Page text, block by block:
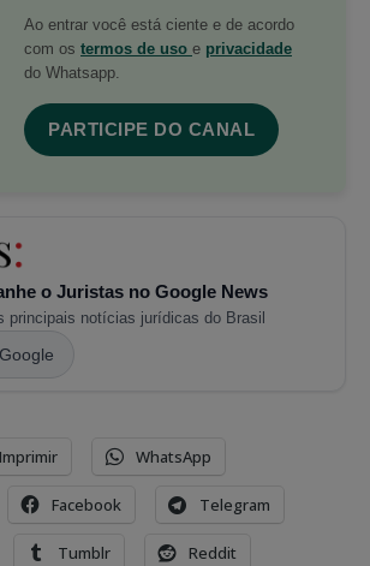
Ao entrar você está ciente e de acordo
com os termos de uso e privacidade
do Whatsapp.
PARTICIPE DO CANAL
o Juristas no Google News
principais notícias jurídicas do Brasil
Imprimir WhatsApp
Facebook Telegram
Tumblr Reddit